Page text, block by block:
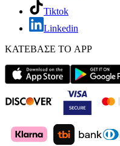
Tiktok
Linkedin
ΚΑΤΕΒΑΣΕ ΤΟ APP